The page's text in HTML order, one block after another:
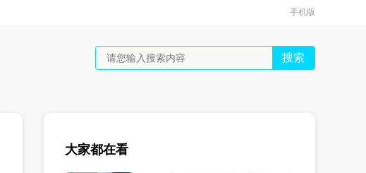
手机版
搜索
大家都在看